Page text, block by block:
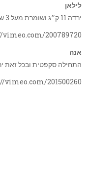
לילאן
ירדה 11 ק״ג ושומרת מעל 3 שנים
200789720
אנה
התחילה סקפטית ובכל זאת
201500260